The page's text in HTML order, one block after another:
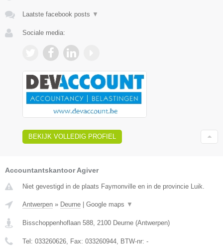
Laatste facebook posts ▼
Sociale media:
BEKIJK VOLLEDIG PROFIEL
Accountantskantoor Agiver
Niet gevestigd in de plaats Faymonville en in de provincie Luik.
Antwerpen » Deurne Google maps ▼
Bisschoppenhoflaan 588 2100 Deurne (Antwerpen)
Tel: 033260626 , Fax: 033260944 , BTW-nr: -